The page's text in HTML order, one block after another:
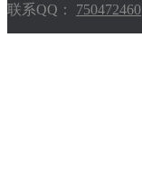
联系QQ： 750472460